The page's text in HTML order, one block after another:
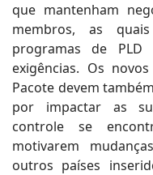
que mantenham
membros, as
programas de
exigências. Os
Pacote devem
por impactar as
controle se
motivarem
outros países